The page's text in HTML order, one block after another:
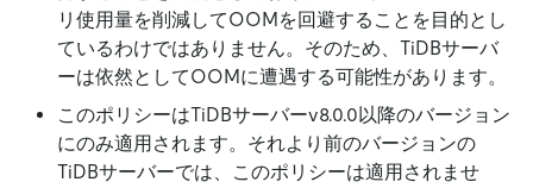
リ使用量を削減してOOMを回避することを目的とし
ているわけではありません。そのため、TiDBサーバ
ーは依然としてOOMに遭遇する可能性があります。
このポリシーはTiDBサーバーv8.0.0以降のバージョン
にのみ適用されます。それより前のバージョンの
TiDBサーバーでは、このポリシーは適用されませ